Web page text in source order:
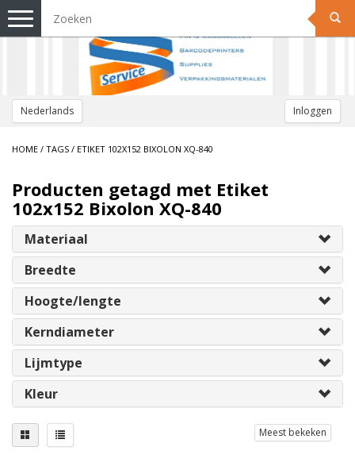
Nederlands Inloggen
Toggle
navigation
HOME / TAGS / ETIKET 102X152 BIXOLON XQ-840
Producten getagd met Etiket
102x152 Bixolon XQ-840
Materiaal
Breedte
Hoogte/lengte
Kerndiameter
Lijmtype
Kleur
Meest bekeken